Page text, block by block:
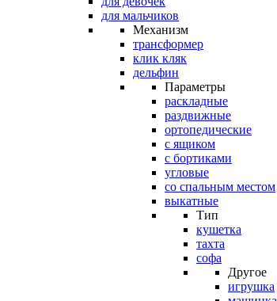
для мальчиков
Механизм
трансформер
клик кляк
дельфин
Параметры
раскладные
раздвижные
ортопедические
с ящиком
с бортиками
угловые
со спальным местом
выкатные
Тип
кушетка
тахта
софа
Другое
игрушка